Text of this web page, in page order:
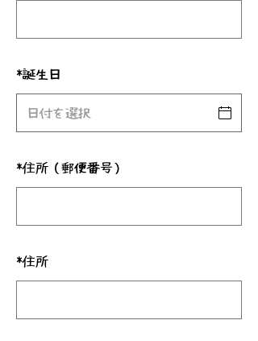
*誕生日
*住所（郵便番号）
*住所